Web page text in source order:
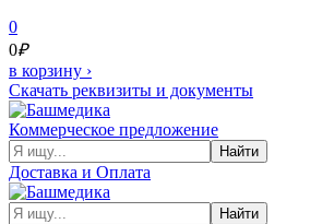
0
0₽
в корзину ›
Скачать реквизиты и документы
Коммерческое предложение
Найти
Доставка и Оплата
Найти